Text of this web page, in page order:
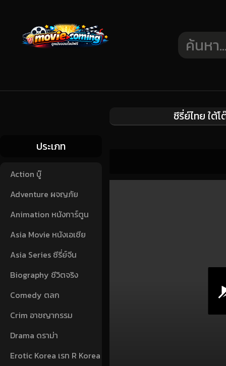
ประเภท
Action บู๊
Adventure ผจญภัย
Animation หนังการ์ตูน
Asia Movie หนังเอเชีย
Asia Series ซีรี่ย์จีน
Biography ชีวิตจริง
Comedy ตลก
Crim อาชญากรรม
Drama ดราม่า
Erotic Korea เรท R Korea
ซีรี่ย์ไทย ใต้